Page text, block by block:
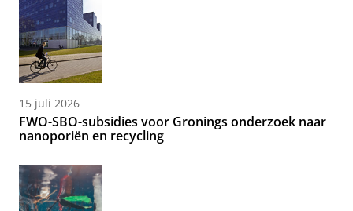
15 juli 2026
FWO-SBO-subsidies voor Gronings onderzoek naar
nanoporiën en recycling